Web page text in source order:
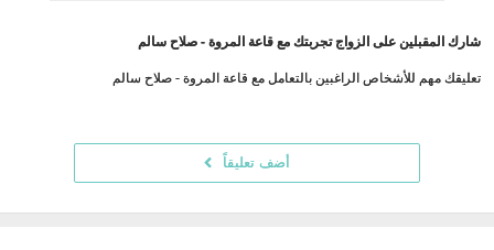
شارك المقبلين على الزواج تجربتك مع قاعة المروة - صلاح سالم
تعليقك مهم للأشخاص الراغبين بالتعامل مع قاعة المروة - صلاح سالم
أضف تعليقاً